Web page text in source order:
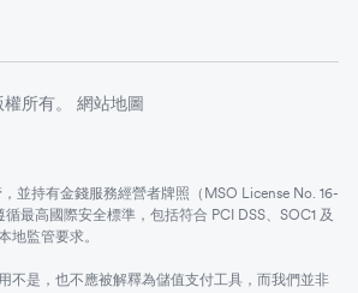
所有。 網站地圖
並持有金錢服務經營者牌照（MSO License No. 16-
最高國際安全標準，包括符合 PCI DSS、SOC1 及
地監管要求。
不是，也不應被解釋為儲值支付工具，而我們並非